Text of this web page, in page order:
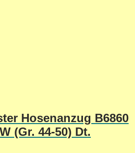
Hosenanzug B6860
(Gr. 44-50) Dt.